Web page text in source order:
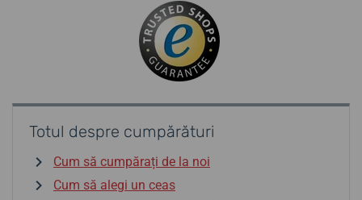
Totul despre cumpărături
Cum să cumpărați de la noi
Cum să alegi un ceas